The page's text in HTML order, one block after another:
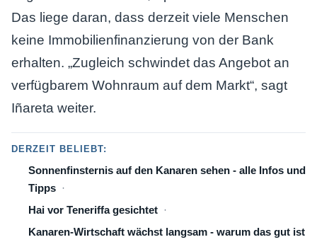
Das liege daran, dass derzeit viele Menschen
keine Immobilienfinanzierung von der Bank
erhalten. „Zugleich schwindet das Angebot an
verfügbarem Wohnraum auf dem Markt“, sagt
Iñareta weiter.